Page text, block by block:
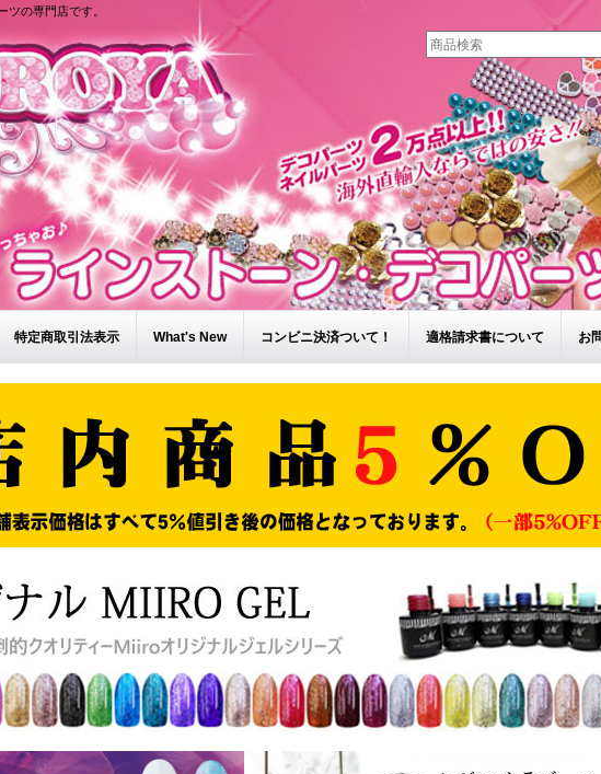
ツの専門店です。
特定商取引法表示 What's New コンビニ決済ついて！ 適格請求書について お